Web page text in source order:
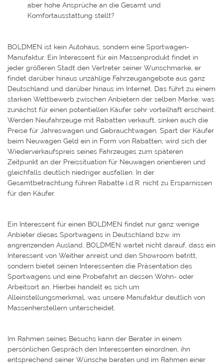
aber hohe Ansprüche an die Gesamt und
Komfortausstattung stellt?
BOLDMEN ist kein Autohaus, sondern eine Sportwagen-
Manufaktur. Ein Interessent für ein Massenprodukt findet in
jeder größeren Stadt den Vertreter seiner Wunschmarke, er
findet darüber hinaus unzählige Fahrzeugangebote aus ganz
Deutschland und darüber hinaus im Internet. Das führt zu einem
starken Wettbewerb zwischen Anbietern der selben Marke, was
zunächst für einen potentiellen Käufer sehr vorteilhaft erscheint.
Werden Neufahrzeuge mit Rabatten verkauft, sinken auch die
Preise für Jahreswagen und Gebrauchtwagen. Spart der Käufer
beim Neuwagen Geld ein in Form von Rabatten, wird sich der
Wiederverkaufspreis seines Fahrzeuges zum späteren
Zeitpunkt an der Preissituation für Neuwagen orientieren und
gleichfalls deutlich niedriger ausfallen. In der
Gesamtbetrachtung führen Rabatte i.d.R. nicht zu Ersparnissen
für den Käufer.
Ein Interessent für einen BOLDMEN findet nur ganz wenige
Anbieter dieses Sportwagens in Deutschland bzw. im
angrenzenden Ausland. BOLDMEN wartet nicht darauf, dass ein
Interessent von Weither anreist und den Showroom betritt,
sondern bietet seinen Interessenten die Präsentation des
Sportwagens und eine Probefahrt an dessen Wohn- oder
Arbeitsort an. Hierbei handelt es sich um
Alleinstellungsmerkmal, was unsere Manufaktur deutlich von
Massenherstellern unterscheidet.
Im Rahmen seines Besuchs kann der Berater in einem
persönlichen Gespräch den Interessenten einordnen, ihn
entsprechend seiner Wünsche beraten und im Rahmen einer